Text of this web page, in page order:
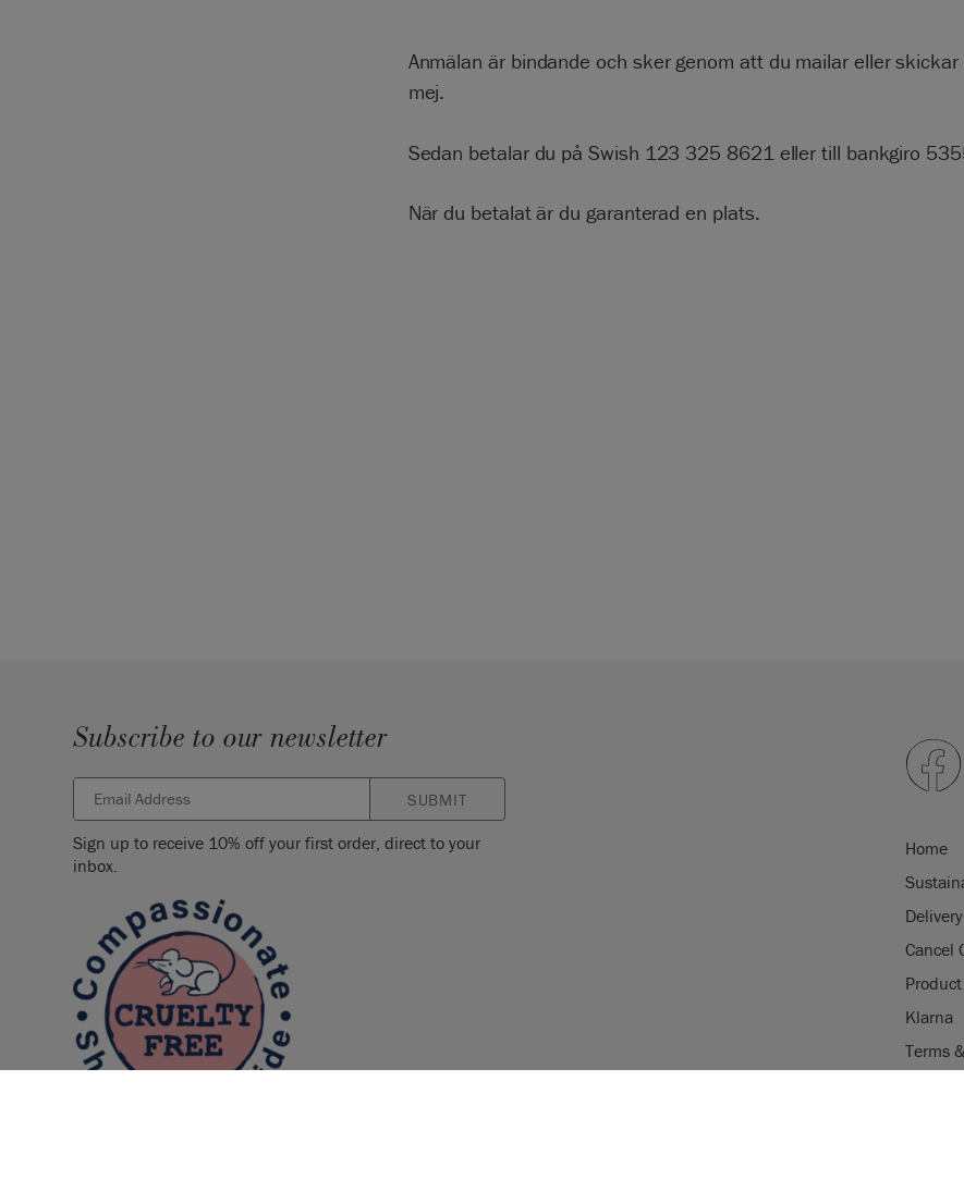
Anmälan är bindande och sker genom att du mailar eller
mej.
Sedan betalar du på Swish 123 325 8621 eller till bankgiro
När du betalat är du garanterad en plats.
Subscribe to our newsletter
SUBMIT
Sign up to receive 10% off your first order, direct to your
inbox.
Home
Cancel
Klarna
Terms